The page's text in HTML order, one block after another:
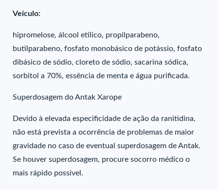
Veículo:
hipromelose, álcool etílico, propilparabeno,
butilparabeno, fosfato monobásico de potássio, fosfato
dibásico de sódio, cloreto de sódio, sacarina sódica,
sorbitol a 70%, essência de menta e água purificada.
Superdosagem do Antak Xarope
Devido à elevada especificidade de ação da ranitidina,
não está prevista a ocorrência de problemas de maior
gravidade no caso de eventual superdosagem de Antak.
Se houver superdosagem, procure socorro médico o
mais rápido possível.